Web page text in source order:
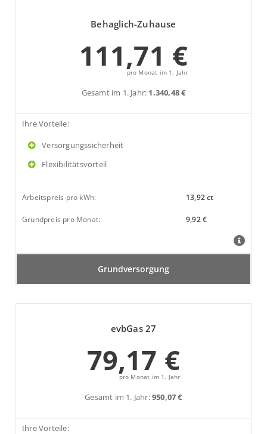
Behaglich-Zuhause
111,71 €
pro Monat im 1. Jahr
Gesamt im 1. Jahr: 1.340,48 €
Ihre Vorteile:
Versorgungssicherheit
Flexibilitätsvorteil
Arbeitspreis pro kWh: 13,92 ct
Grundpreis pro Monat: 9,92 €
evbGas 27
79,17 €
pro Monat im 1. Jahr
Gesamt im 1. Jahr:950,07 €
Ihre Vorteile: